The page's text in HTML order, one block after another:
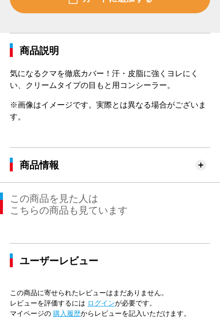
商品説明
気になるクマを徹底カバー！汗・皮脂に強くヨレにく
い、クリームタイプの目もと用コンシーラー。
※画像はイメージです。実際とは異なる場合がございま
す。
商品情報
この商品を見た人は
こちらの商品も見ています
ユーザーレビュー
この商品に寄せられたレビューはまだありません。
レビューを評価するには ログインが必要です。
マイページの 購入履歴からレビューを記入いただけます。